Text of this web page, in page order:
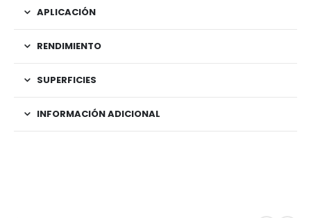
APLICACIÓN
RENDIMIENTO
SUPERFICIES
INFORMACIÓN ADICIONAL